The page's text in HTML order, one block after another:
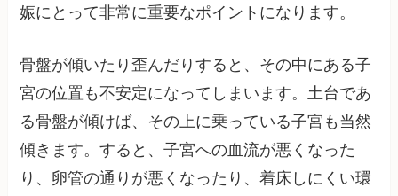
娠にとって非常に重要なポイントになります。
骨盤が傾いたり歪んだりすると、その中にある子
宮の位置も不安定になってしまいます。土台であ
る骨盤が傾けば、その上に乗っている子宮も当然
傾きます。すると、子宮への血流が悪くなった
り、卵管の通りが悪くなったり、着床しにくい環